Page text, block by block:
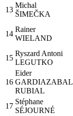
13
Michal
ŠIMEČKA
14
Rainer
WIELAND
15
Ryszard Antoni
LEGUTKO
16
Eider
GARDIAZABAL
RUBIAL
17
Stéphane
SÉJOURNÉ